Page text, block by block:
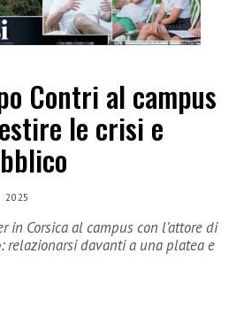
Contri al campus
le crisi e
2025
in Corsica al campus con l’attore di
relazionarsi davanti a una platea e